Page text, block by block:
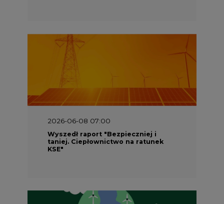
2026-06-08 07:00
Wyszedł raport "Bezpieczniej i
taniej. Ciepłownictwo na ratunek
KSE"